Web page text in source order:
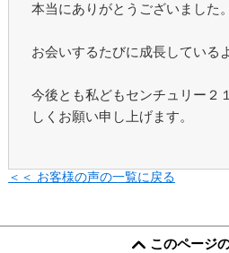
本当にありがとうございました。
お会いするたびに成長している
今後とも私どもセンチュリー２
しくお願い申し上げます。
＜＜ お客様の声の一覧に戻る
このページ